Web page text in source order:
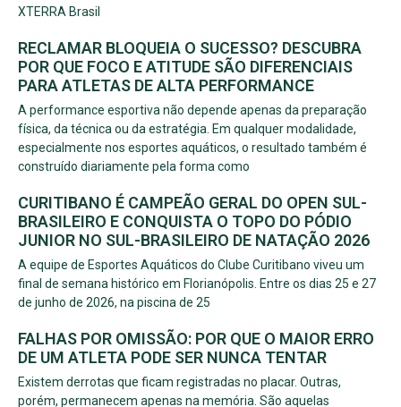
XTERRA Brasil
RECLAMAR BLOQUEIA O SUCESSO? DESCUBRA
POR QUE FOCO E ATITUDE SÃO DIFERENCIAIS
PARA ATLETAS DE ALTA PERFORMANCE
A performance esportiva não depende apenas da preparação
física, da técnica ou da estratégia. Em qualquer modalidade,
especialmente nos esportes aquáticos, o resultado também é
construído diariamente pela forma como
CURITIBANO É CAMPEÃO GERAL DO OPEN SUL-
BRASILEIRO E CONQUISTA O TOPO DO PÓDIO
JUNIOR NO SUL-BRASILEIRO DE NATAÇÃO 2026
A equipe de Esportes Aquáticos do Clube Curitibano viveu um
final de semana histórico em Florianópolis. Entre os dias 25 e 27
de junho de 2026, na piscina de 25
FALHAS POR OMISSÃO: POR QUE O MAIOR ERRO
DE UM ATLETA PODE SER NUNCA TENTAR
Existem derrotas que ficam registradas no placar. Outras,
porém, permanecem apenas na memória. São aquelas